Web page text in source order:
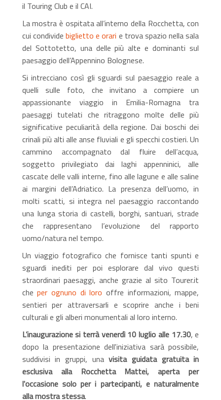
il Touring Club e il CAI.
La mostra è ospitata all’interno della Rocchetta, con
cui condividebiglietto e orari e trova spazio nella sala
del Sottotetto, una delle più alte e dominanti sul
paesaggio dell’Appennino Bolognese.
Si intrecciano così gli sguardi sul paesaggio reale a
quelli sulle foto, che invitano a compiere un
appassionante viaggio in Emilia-Romagna tra
paesaggi tutelati che ritraggono molte delle più
significative peculiarità della regione. Dai boschi dei
crinali più alti alle anse fluviali e gli specchi costieri. Un
cammino accompagnato dal fluire dell’acqua,
soggetto privilegiato dai laghi appenninici, alle
cascate delle valli interne, fino alle lagune e alle saline
ai margini dell’Adriatico. La presenza dell’uomo, in
molti scatti, si integra nel paesaggio raccontando
una lunga storia di castelli, borghi, santuari, strade
che rappresentano l’evoluzione del rapporto
uomo/natura nel tempo.
Un viaggio fotografico che fornisce tanti spunti e
sguardi inediti per poi esplorare dal vivo questi
straordinari paesaggi, anche grazie al sito Tourer.it
cheper ognuno di loro offre informazioni, mappe,
sentieri per attraversarli e scoprire anche i beni
culturali e gli alberi monumentali al loro interno.
L’inaugurazione si terrà venerdì 10 luglio alle 17.30, e
dopo la presentazione dell'iniziativa sarà possibile,
suddivisi in gruppi, unavisita guidata gratuita in
esclusiva alla Rocchetta Mattei, aperta per
l'occasione solo per i partecipanti, e naturalmente
alla mostra stessa.